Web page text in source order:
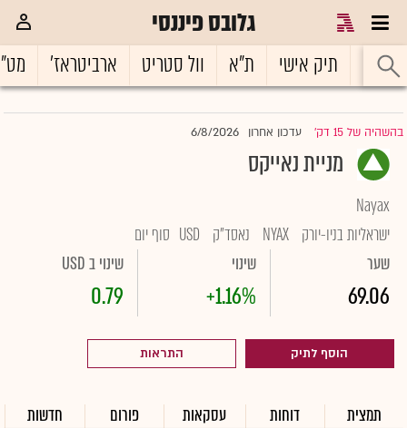
גלובס פיננסי
ראשי תיק אישי ת"א וול סטריט ארביטראז'
בהשהיה של 15 דק' |עדכון אחרון 6/8/2026
מניית נאייקס
Nayax
ישראליות בניו-יורק NYAX נאסד"ק USD סוף יום
שער
69.06
שינוי
+1.16%
שינוי ב USD
0.79
הוסף לתיק התראות
תמצית דוחות עסקאות פורום חדשות